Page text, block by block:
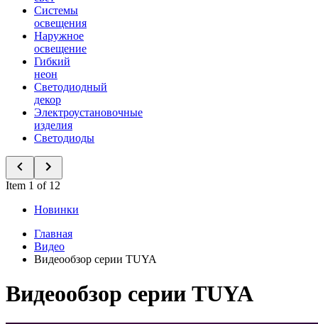
Системы
освещения
Наружное
освещение
Гибкий
неон
Светодиодный
декор
Электроустановочные
изделия
Светодиоды
Item 1 of 12
Новинки
Главная
Видео
Видеообзор серии TUYA
Видеообзор серии TUYA